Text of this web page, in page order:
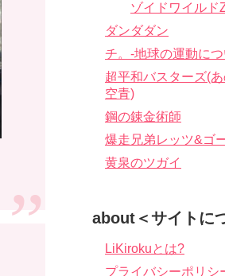
ゾイドワイルド
ダンダダン
チ。-地球の運動に
超平和バスターズ(
空青)
鋼の錬金術師
爆走兄弟レッツ&ゴ
黄泉のツガイ
about＜サイトに
LiKirokuとは?
プライバシーポリシ